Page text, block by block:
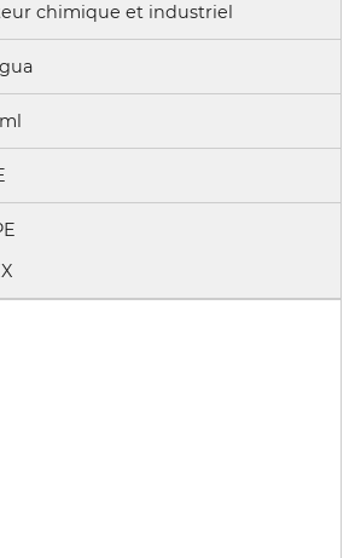
chimique et industriel